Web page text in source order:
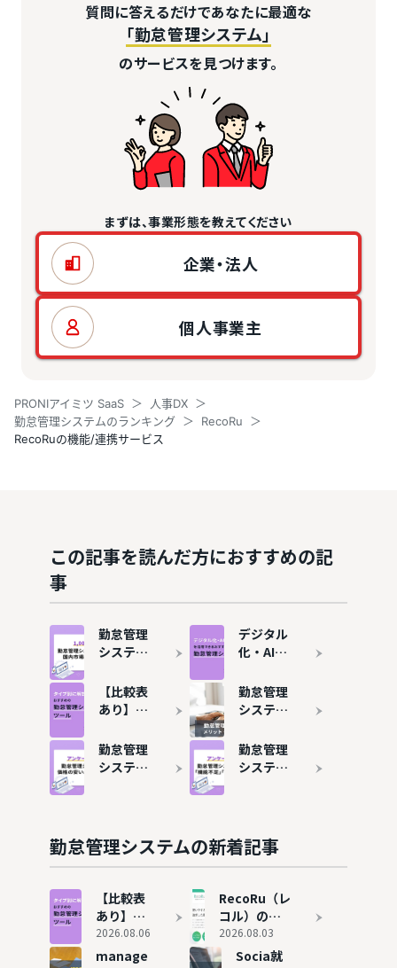
質問に答えるだけであなたに最適な
「勤怠管理システム」
のサービスを見つけます。
まずは、事業形態を教えてください
企業・法人
個人事業主
PRONIアイミツ SaaS
人事DX
勤怠管理システムのランキング
RecoRu
RecoRuの機能/連携サービス
この記事を読んだ方におすすめの記
事
勤怠管理
システム
ア・市場
規模は？
ツール7
選も紹介
デジタル
化・AI導
（旧IT導
入補助
怠管理シ
ステムを
導入する
【比較表
あり】勤
ステムお
すすめ15
勤怠管理
システム
リット・
デメリッ
勤怠管理
システム
が安いお
すすめ6
サービス
も紹介
勤怠管理
システム
る？主な
理由は
「機能不
足」と
「働き方
の変化」
勤怠管理システムの新着記事
【比較表
あり】勤
怠管理シ
ステムお
2026.08.06
RecoRu（レ
コル）の評
判と実態！
75個の勤怠
2026.08.03
manage
Socia就